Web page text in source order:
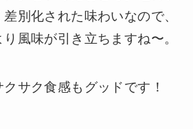
別化された味わいなので、
風味が引き立ちますね〜。
サク食感もグッドです！